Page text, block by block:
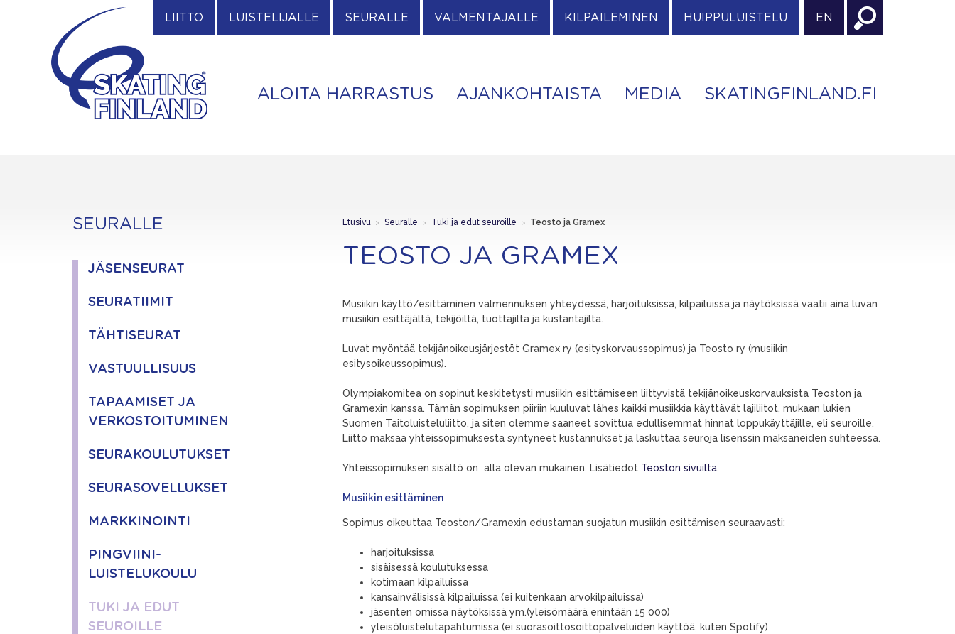
LIITTO LUISTELIJALLE SEURALLE VALMENTAJALLE KILPAILEMINEN HUIPPULUISTELU EN
ALOITA HARRASTUS AJANKOHTAISTA MEDIA SKATINGFINLAND.FI
SEURALLE
JÄSENSEURAT
SEURATIIMIT
TÄHTISEURAT
VASTUULLISUUS
TAPAAMISET JA
VERKOSTOITUMINEN
SEURAKOULUTUKSET
SEURASOVELLUKSET
MARKKINOINTI
PINGVIINI-
LUISTELUKOULU
TUKI JA EDUT
SEUROILLE
Etusivu > Seuralle > Tuki ja edut seuroille > Teosto ja Gramex
TEOSTO JA GRAMEX
Musiikin käyttö/esittäminen valmennuksen yhteydessä, harjoituksissa, kilpailuissa ja näytöksissä vaatii aina luvan
musiikin esittäjältä, tekijöiltä, tuottajilta ja kustantajilta.
Luvat myöntää tekijänoikeusjärjestöt Gramex ry (esityskorvaussopimus) ja Teosto ry (musiikin
esitysoikeussopimus).
Olympiakomitea on sopinut keskitetysti musiikin esittämiseen liittyvistä tekijänoikeuskorvauksista Teoston ja
Gramexin kanssa. Tämän sopimuksen piiriin kuuluvat lähes kaikki musiikkia käyttävät lajiliitot, mukaan lukien
Suomen Taitoluisteluliitto, ja siten olemme saaneet sovittua edullisemmat hinnat loppukäyttäjille, eli seuroille.
Liitto maksaa yhteissopimuksesta syntyneet kustannukset ja laskuttaa seuroja lisenssin maksaneiden suhteessa.
Yhteissopimuksen sisältö on alla olevan mukainen. Lisätiedot Teoston sivuilta.
Musiikin esittäminen
Sopimus oikeuttaa Teoston/Gramexin edustaman suojatun musiikin esittämisen seuraavasti:
harjoituksissa
sisäisessä koulutuksessa
kotimaan kilpailuissa
kansainvälisissä kilpailuissa (ei kuitenkaan arvokilpailuissa)
jäsenten omissa näytöksissä ym.(yleisömäärä enintään 15 000)
yleisöluistelutapahtumissa (ei suorasoittosoittopalveluiden käyttöä, kuten Spotify)